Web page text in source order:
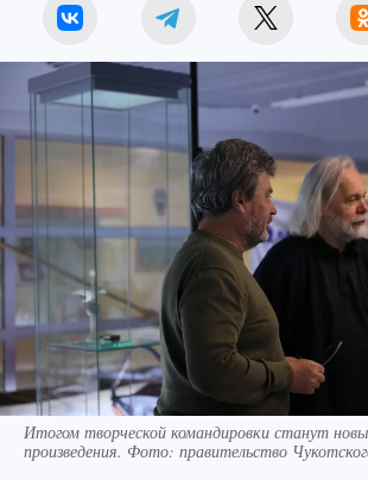
Итогом творческой командировки станут
произведения. Фото: правительство